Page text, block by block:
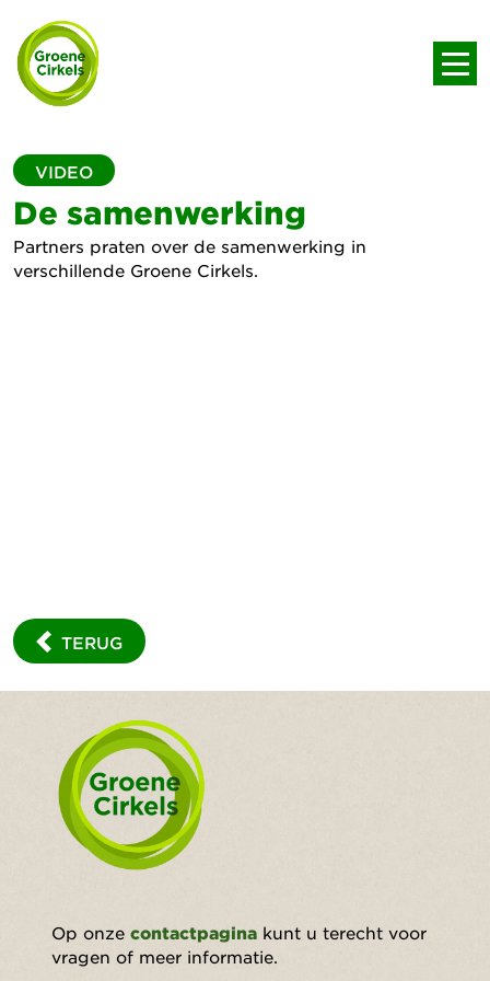
De samenwerking
VIDEO
Partners praten over de samenwerking in
verschillende Groene Cirkels.
TERUG
Op onze contactpagina kunt u terecht voor
vragen of meer informatie.